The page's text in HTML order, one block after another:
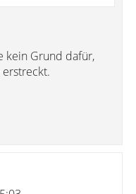
kein Grund dafür,
erstreckt.